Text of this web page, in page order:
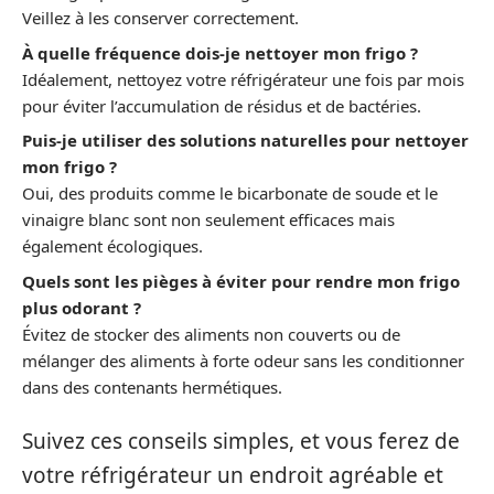
Veillez à les conserver correctement.
À quelle fréquence dois-je nettoyer mon frigo ?
Idéalement, nettoyez votre réfrigérateur une fois par mois
pour éviter l’accumulation de résidus et de bactéries.
Puis-je utiliser des solutions naturelles pour nettoyer
mon frigo ?
Oui, des produits comme le bicarbonate de soude et le
vinaigre blanc sont non seulement efficaces mais
également écologiques.
Quels sont les pièges à éviter pour rendre mon frigo
plus odorant ?
Évitez de stocker des aliments non couverts ou de
mélanger des aliments à forte odeur sans les conditionner
dans des contenants hermétiques.
Suivez ces conseils simples, et vous ferez de
votre réfrigérateur un endroit agréable et